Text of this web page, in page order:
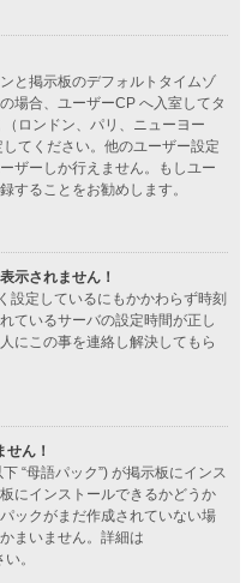
と掲示板のデフォルトタイムゾ
場合、ユーザーCP へ入室してタ
ロンドン、パリ、ニューヨー
てください。他のユーザー設定
ザーしか行えません。もしユー
することをお勧めします。
示されません！
設定しているにもかかわらず時刻
ているサーバの設定時間が正し
にこの事を連絡し解決してもら
ん！
“母語パック”) が掲示板にインス
にインストールできるかどうか
ックがまだ作成されていない場
まいません。詳細は
。